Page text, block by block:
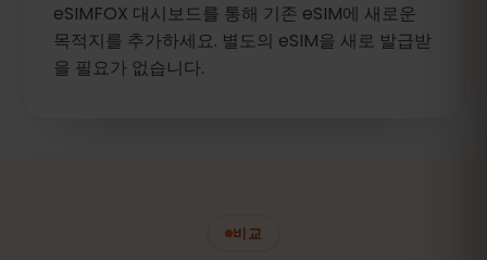
eSIMFOX 대시보드를 통해 기존 eSIM에 새로운
목적지를 추가하세요. 별도의 eSIM을 새로 발급받
을 필요가 없습니다.
비교